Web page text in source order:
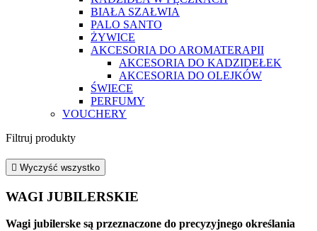
BIAŁA SZAŁWIA
PALO SANTO
ŻYWICE
AKCESORIA DO AROMATERAPII
AKCESORIA DO KADZIDEŁEK
AKCESORIA DO OLEJKÓW
ŚWIECE
PERFUMY
VOUCHERY
Filtruj produkty
 Wyczyść wszystko
WAGI JUBILERSKIE
Wagi jubilerske są przeznaczone do precyzyjnego określania